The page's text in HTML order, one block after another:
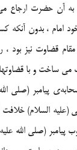
به آن حضرت ارجاع
امام ، بدون آنكه
قضاوت نيز بود ،
مي ساخت و با
پيامبر (صلی
(علیه السلام)
(صلی الله